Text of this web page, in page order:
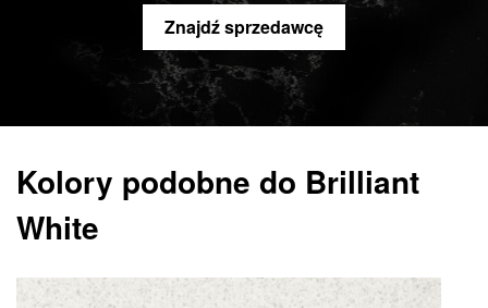
Znajdź sprzedawcę
Kolory podobne do Brilliant
White